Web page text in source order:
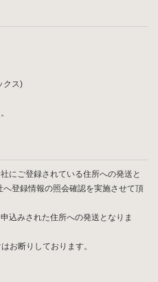
クス)
にご登録されている住所への発送と
登録情報の照会確認を実施させて頂
込みされた住所への発送となりま
お断りしております。